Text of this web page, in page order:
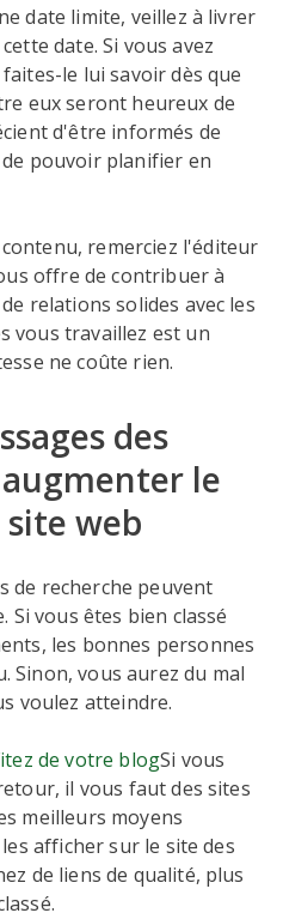
date limite, veillez à livrer
date. Si vous avez
le lui savoir dès que
eux seront heureux de
d'être informés de
pouvoir planifier en
remerciez l'éditeur
offre de contribuer à
relations solides avec les
vous travaillez est un
ne coûte rien.
des
le
web
de recherche peuvent
vous êtes bien classé
les bonnes personnes
vous aurez du mal
voulez atteindre.
de votre blogSi vous
il vous faut des sites
meilleurs moyens
afficher sur le site des
de liens de qualité, plus